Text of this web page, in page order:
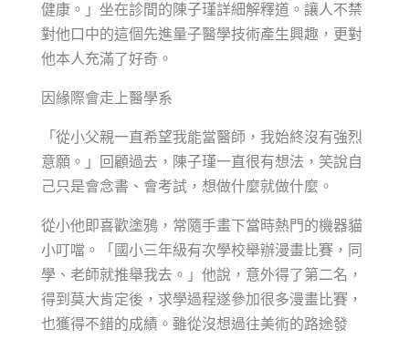
健康。」坐在診間的陳子瑾詳細解釋道。讓人不禁
對他口中的這個先進量子醫學技術產生興趣，更對
他本人充滿了好奇。
因緣際會走上醫學系
「從小父親一直希望我能當醫師，我始終沒有強烈
意願。」回顧過去，陳子瑾一直很有想法，笑說自
己只是會念書、會考試，想做什麼就做什麼。
從小他即喜歡塗鴉，常隨手畫下當時熱門的機器貓
小叮噹。「國小三年級有次學校舉辦漫畫比賽，同
學、老師就推舉我去。」他說，意外得了第二名，
得到莫大肯定後，求學過程遂參加很多漫畫比賽，
也獲得不錯的成績。雖從沒想過往美術的路途發